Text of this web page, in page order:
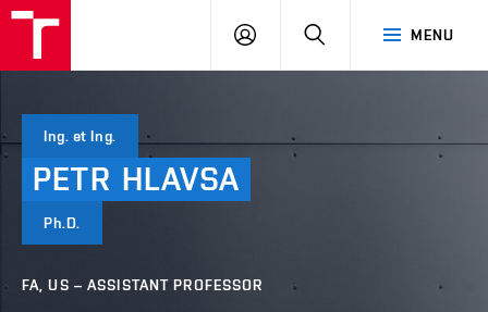
MENU
LOG
SEARCH
Ing. et Ing.
PETR HLAVSA
Ph.D.
FA, US – ASSISTANT PROFESSOR